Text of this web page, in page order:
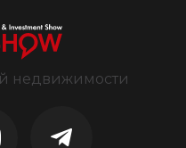
недвижимости